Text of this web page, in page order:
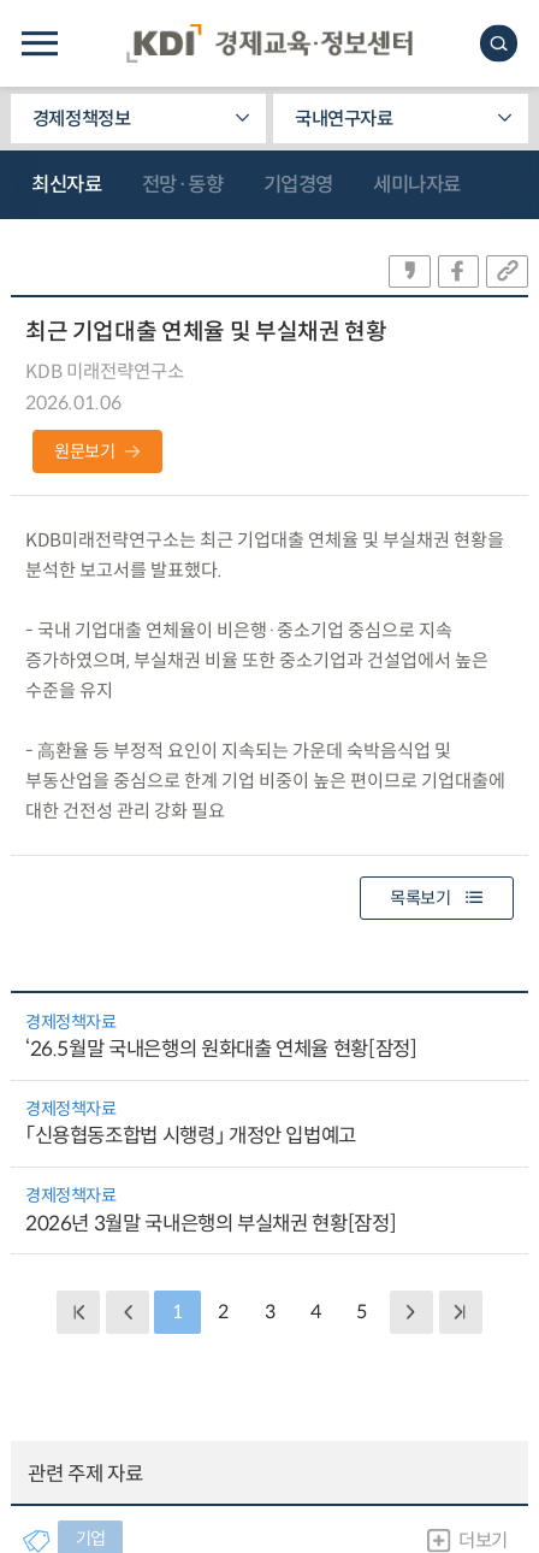
경제정책정보 국내연구자료
최신자료 전망·동향 기업경영 세미나자료
최근 기업대출 연체율 및 부실채권 현황
KDB 미래전략연구소
2026.01.06
원문보기
KDB미래전략연구소는 최근 기업대출 연체율 및 부실채권 현황을
분석한 보고서를 발표했다.
- 국내 기업대출 연체율이 비은행·중소기업 중심으로 지속
증가하였으며, 부실채권 비율 또한 중소기업과 건설업에서 높은
수준을 유지
- 高환율 등 부정적 요인이 지속되는 가운데 숙박음식업 및
부동산업을 중심으로 한계 기업 비중이 높은 편이므로 기업대출에
대한 건전성 관리 강화 필요
목록보기
경제정책자료
‘26.5월말 국내은행의 원화대출 연체율 현황[잠정]
경제정책자료
「신용협동조합법 시행령」 개정안 입법예고
경제정책자료
2026년 3월말 국내은행의 부실채권 현황[잠정]
1 2 3 4 5
관련 주제 자료
기업 더보기